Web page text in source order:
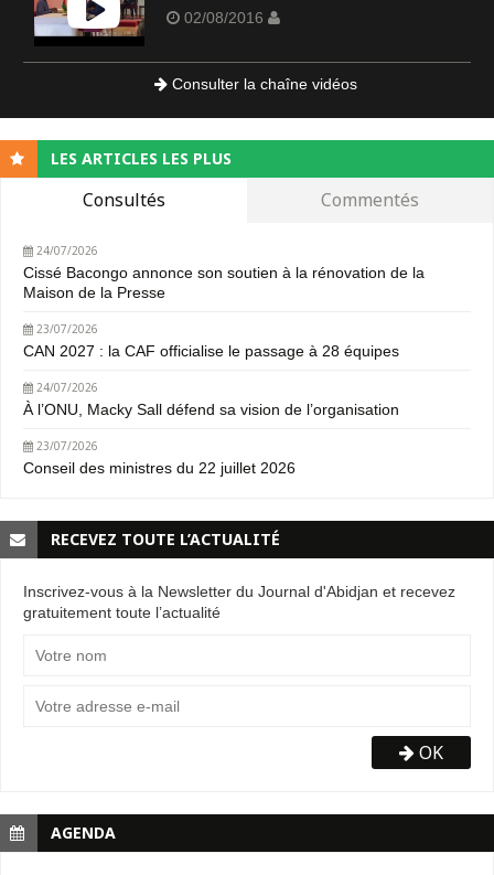
02/08/2016
Consulter la chaîne vidéos
LES ARTICLES LES PLUS
Consultés Commentés
24/07/2026
Cissé Bacongo annonce son soutien à la rénovation de la
Maison de la Presse
23/07/2026
CAN 2027 : la CAF officialise le passage à 28 équipes
24/07/2026
À l’ONU, Macky Sall défend sa vision de l’organisation
23/07/2026
Conseil des ministres du 22 juillet 2026
RECEVEZ TOUTE L’ACTUALITÉ
Inscrivez-vous à la Newsletter du Journal d'Abidjan et recevez
gratuitement toute l’actualité
OK
AGENDA